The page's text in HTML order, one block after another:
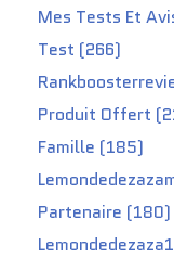
Mes Tests Et
Test (266)
Produit Offert
Famille (185)
Partenaire (180)